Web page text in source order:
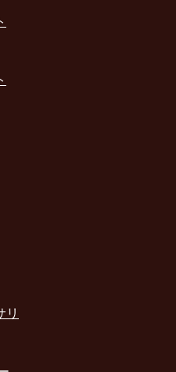
リ